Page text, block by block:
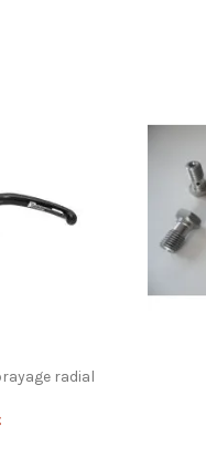
radial